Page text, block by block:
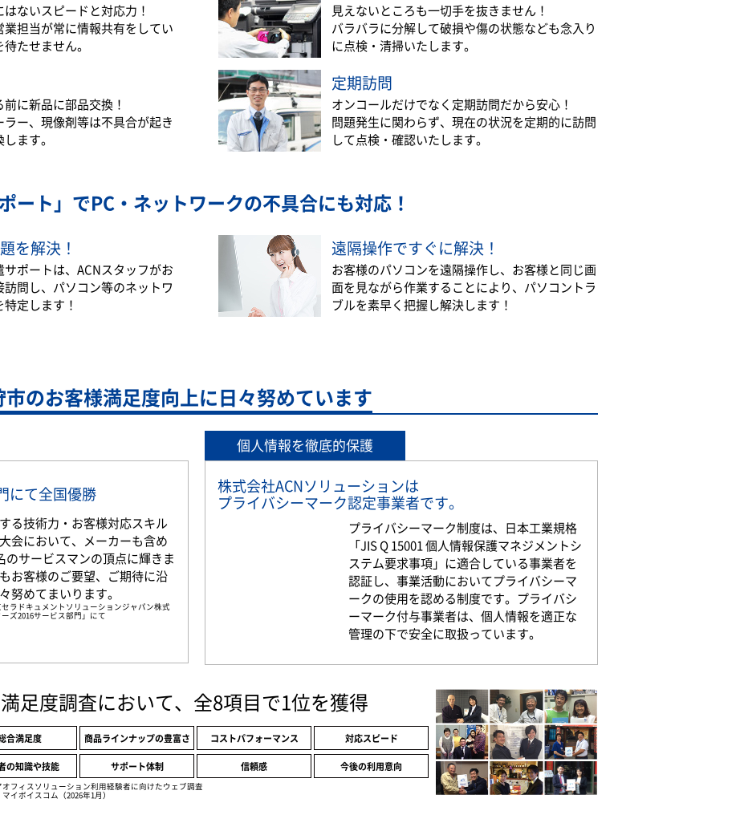
ないスピードと対応力！
業担当が常に情報共有をしてい
たせません。
見えないところも一切手を抜きません！
バラバラに分解して破損や傷の状態なども念入り
に点検・清掃いたします。
に新品に部品交換！
ラー、現像剤等は不具合が起き
ます。
定期訪問
オンコールだけでなく定期訪問だから安心！
問題発生に関わらず、現在の状況を定期的に訪問
して点検・確認いたします。
ート」でPC・ネットワークの不具合にも対応！
を解決！
ポートは、ACNスタッフがお
問し、パソコン等のネットワ
定します！
遠隔操作ですぐに解決！
お客様のパソコンを遠隔操作し、お客様と同じ画
面を見ながら作業することにより、パソコントラ
ブルを素早く把握し解決します！
市のお客様満足度向上に日々努めています
にて全国優勝
る技術力・お客様対応スキル
会において、メーカーも含め
のサービスマンの頂点に輝きま
お客様のご要望、ご期待に沿
努めてまいります。
ラドキュメントソリューションジャパン株式
ズ2016サービス部門」にて
個人情報を徹底的保護
株式会社ACNソリューションは
プライバシーマーク認定事業者です。
プライバシーマーク制度は、日本工業規格
「JIS Q 15001 個人情報保護マネジメントシ
ステム要求事項」に適合している事業者を
認証し、事業活動においてプライバシーマ
ークの使用を認める制度です。プライバシ
ーマーク付与事業者は、個人情報を適正な
管理の下で安全に取扱っています。
足度調査において、全8項目で1位を獲得
合満足度 商品ラインナップの豊富さ コストパフォーマンス 対応スピード
の知識や技能 サポート体制 信頼感 今後の利用意向
フィスソリューション利用経験者に向けたウェブ調査
イボイスコム（2026年1月）